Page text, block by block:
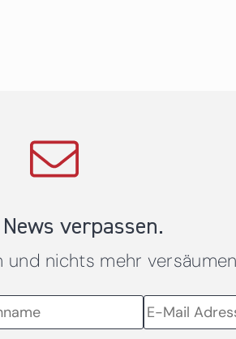
News verpassen.
und nichts mehr